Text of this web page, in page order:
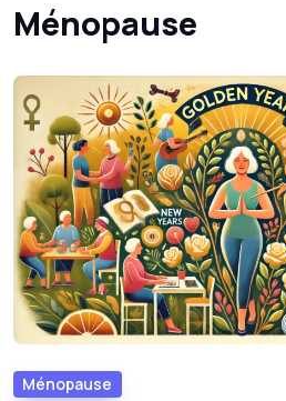
Ménopause
Ménopause